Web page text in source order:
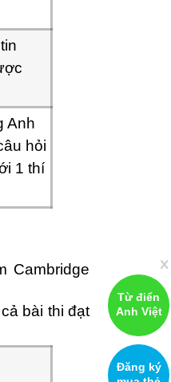
Anh
hỏi
1 thí
Cambridge
bài thi đạt
x
Từ điển
Anh Việt
Đăng ký